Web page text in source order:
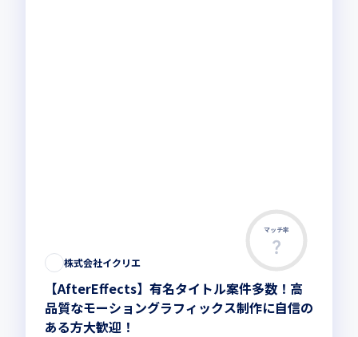
マッチ率
株式会社イクリエ
【AfterEffects】有名タイトル案件多数！高
品質なモーショングラフィックス制作に自信の
ある方大歓迎！